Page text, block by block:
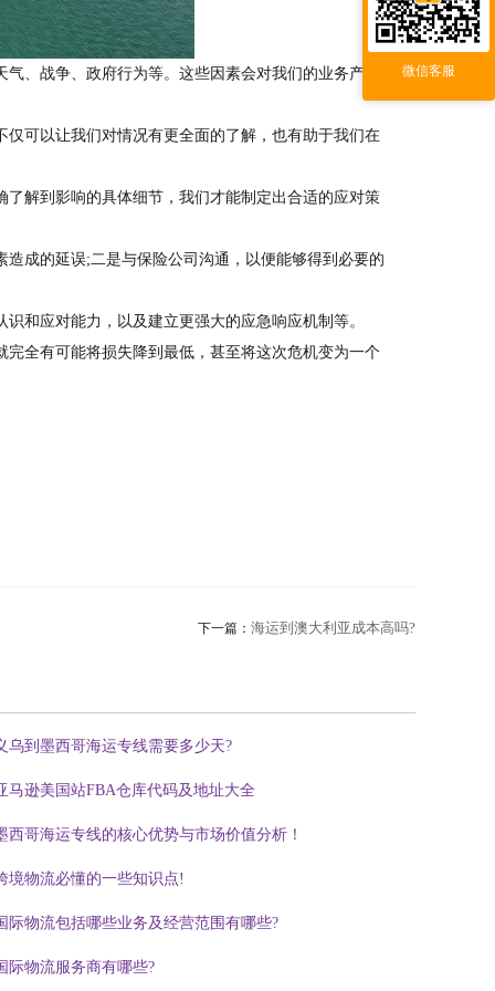
、战争、政府行为等。这些因素会对我们的业务产生
可以让我们对情况有更全面的了解，也有助于我们在
解到影响的具体细节，我们才能制定出合适的应对策
成的延误;二是与保险公司沟通，以便能够得到必要的
和应对能力，以及建立更强大的应急响应机制等。
全有可能将损失降到最低，甚至将这次危机变为一个
下一篇： 海运到澳大利亚成本高吗?
乌到墨西哥海运专线需要多少天?
马逊美国站FBA仓库代码及地址大全
西哥海运专线的核心优势与市场价值分析！
境物流必懂的一些知识点!
际物流包括哪些业务及经营范围有哪些?
际物流服务商有哪些?
微信客服